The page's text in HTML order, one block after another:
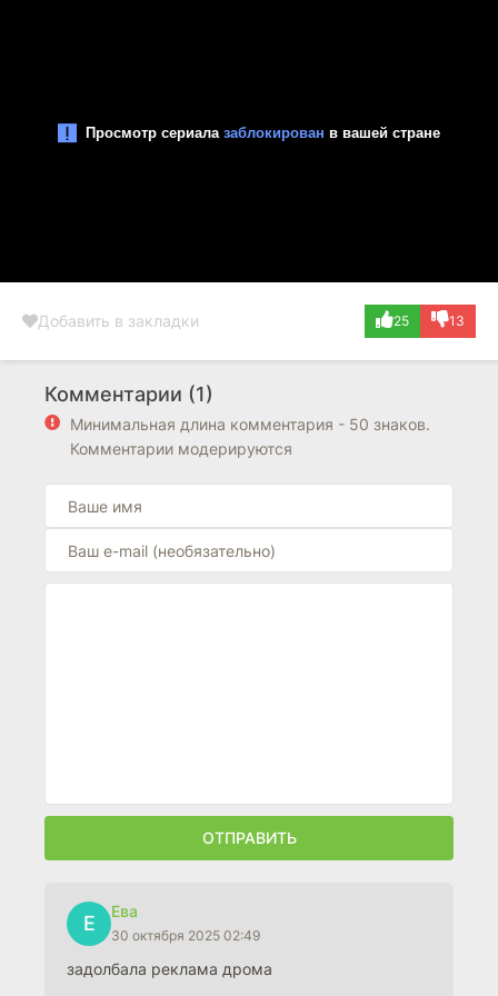
Добавить в закладки 25 13
Комментарии (1)
Минимальная длина комментария - 50 знаков.
Комментарии модерируются
ОТПРАВИТЬ
Е
Ева
30 октября 2025 02:49
задолбала реклама дрома